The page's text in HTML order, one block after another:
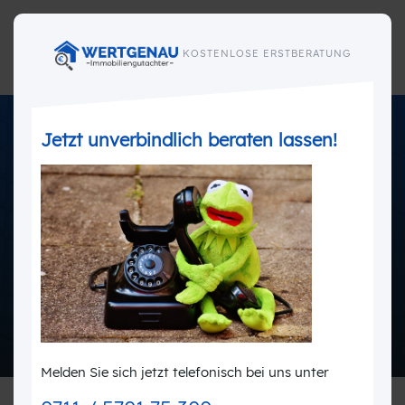
Gutachterliche Stellungnahme
KOSTENLOSE ERSTBERATUNG
Jetzt unverbindlich beraten lassen!
Melden Sie sich jetzt telefonisch bei uns unter